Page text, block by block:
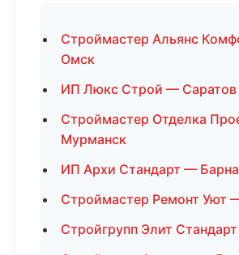
Строймастер Альянс
Омск
ИП Люкс Строй — Саратов
Строймастер Отделка
Мурманск
ИП Архи Стандарт —
Строймастер Ремонт Уют
Стройгрупп Элит